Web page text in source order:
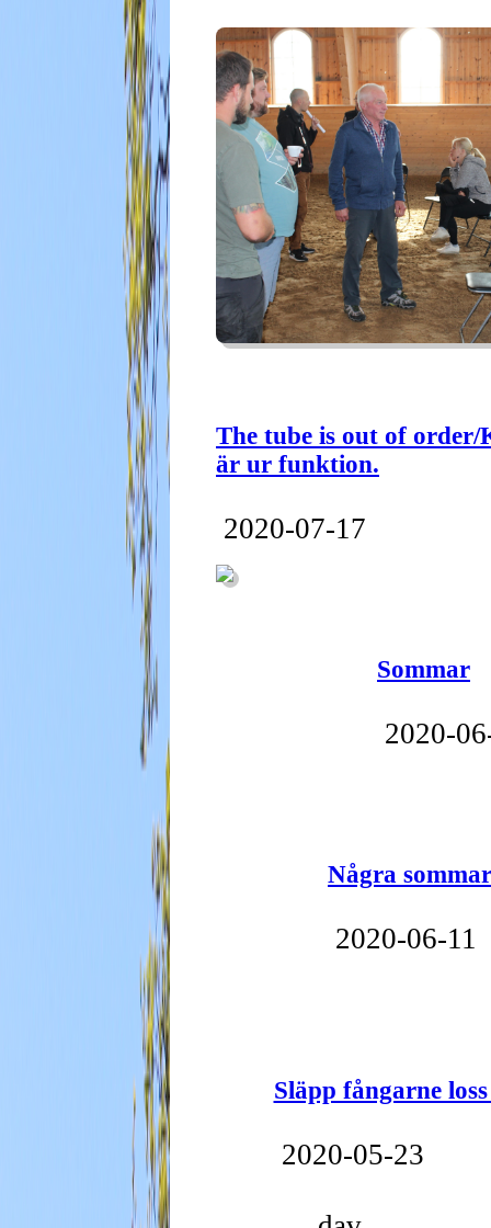
The tube is out of order/
är ur funktion.
2020-07-17
Sommar
2020-
Några
2020-06-11
Släpp fångarne
2020-05-23